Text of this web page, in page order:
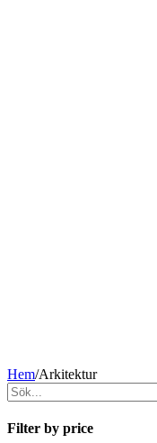
Hem/Arkitektur
Filter by price